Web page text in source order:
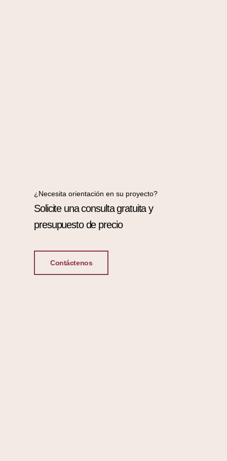
¿Necesita orientación en su proyecto?
Solicite una consulta gratuita y
presupuesto de precio
Contáctenos